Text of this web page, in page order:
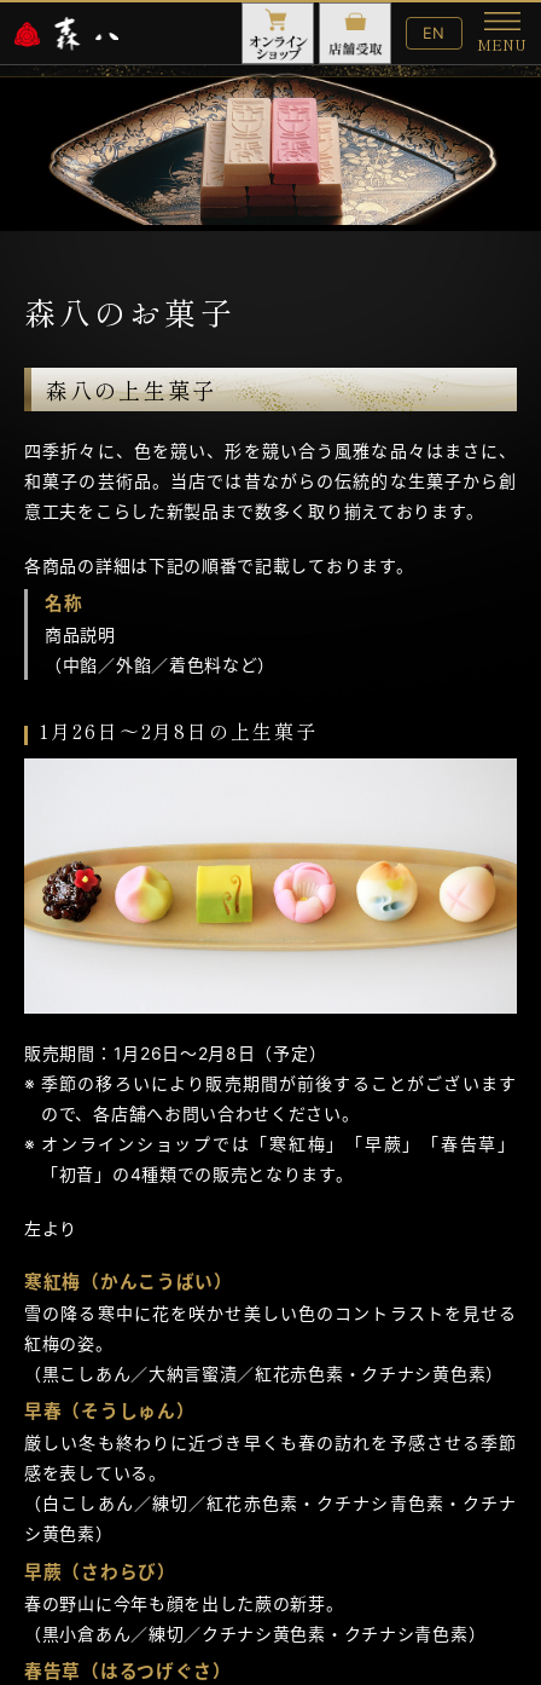
English
Website
EN
MENU
メ
ニ
森八のお菓子
森八の上生菓子
四季折々に、色を競い、形を競い合う風雅な品々はまさに、
和菓子の芸術品。当店では昔ながらの伝統的な生菓子から創
意工夫をこらした新製品まで数多く取り揃えております。
各商品の詳細は下記の順番で記載しております。
名称
商品説明
（中餡／外餡／着色料など）
1月26日～2月8日の上生菓子
販売期間：1月26日～2月8日（予定）
季節の移ろいにより販売期間が前後することがございます
ので、各店舗へお問い合わせください。
オンラインショップでは「寒紅梅」「早蕨」「春告草」
「初音」の4種類での販売となります。
左より
寒紅梅（かんこうばい）
雪の降る寒中に花を咲かせ美しい色のコントラストを見せる
紅梅の姿。
（黒こしあん／大納言蜜漬／紅花赤色素・クチナシ黄色素）
早春（そうしゅん）
厳しい冬も終わりに近づき早くも春の訪れを予感させる季節
感を表している。
（白こしあん／練切／紅花赤色素・クチナシ青色素・クチナ
シ黄色素）
早蕨（さわらび）
春の野山に今年も顔を出した蕨の新芽。
（黒小倉あん／練切／クチナシ黄色素・クチナシ青色素）
春告草（はるつげぐさ）